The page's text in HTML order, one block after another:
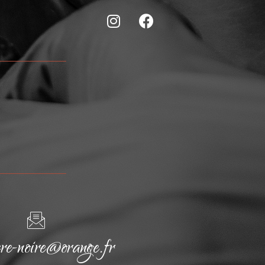
noire@orange.fr